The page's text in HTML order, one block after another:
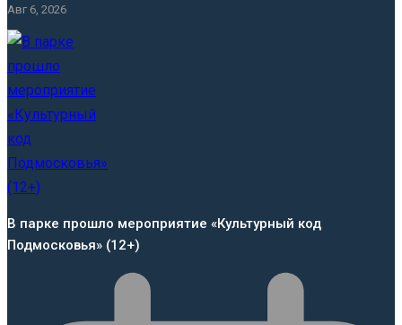
Авг 6, 2026
В парке прошло мероприятие «Культурный код
Подмосковья» (12+)